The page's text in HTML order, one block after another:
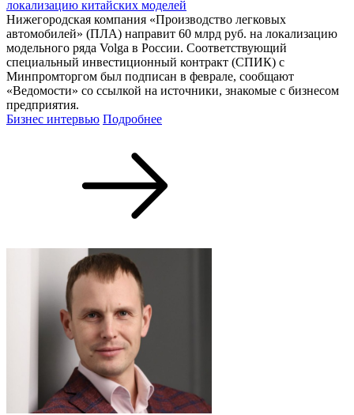
локализацию китайских моделей
Нижегородская компания «Производство легковых
автомобилей» (ПЛА) направит 60 млрд руб. на локализацию
модельного ряда Volga в России. Соответствующий
специальный инвестиционный контракт (СПИК) с
Минпромторгом был подписан в феврале, сообщают
«Ведомости» со ссылкой на источники, знакомые с бизнесом
предприятия.
Бизнес интервью Подробнее